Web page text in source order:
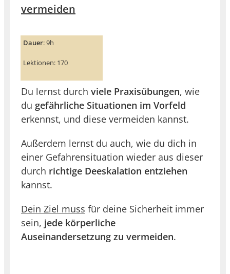
vermeiden
Dauer: 9h
Lektionen: 170
Du lernst durch viele Praxisübungen, wie
du gefährliche Situationen im Vorfeld
erkennst, und diese vermeiden kannst.
Außerdem lernst du auch, wie du dich in
einer Gefahrensituation wieder aus dieser
durch richtige Deeskalation entziehen
kannst.
Dein Ziel muss für deine Sicherheit immer
sein, jede körperliche
Auseinandersetzung zu vermeiden.